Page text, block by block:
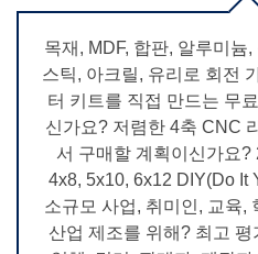
목재, MDF, 합판, 알루미늄
스틱, 아크릴, 유리로 회전
터 키트를 직접 만드는 무
신가요? 저렴한 4축 CNC
서 구매할 계획이신가요?
4x8, 5x10, 6x12 DIY(Do It
소규모 사업, 취미인, 교육,
산업 제조를 위해? 최고